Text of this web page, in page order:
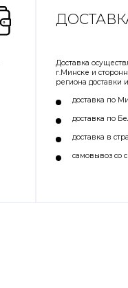
Доставка
г.Минске и
региона доставки
доставка по
доставка по
доставка в
самовывоз со